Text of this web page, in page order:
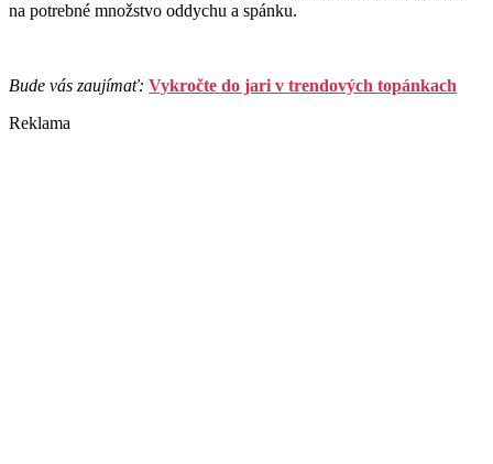
na potrebné množstvo oddychu a spánku.
Bude vás zaujímať: Vykročte do jari v trendových topánkach
Reklama